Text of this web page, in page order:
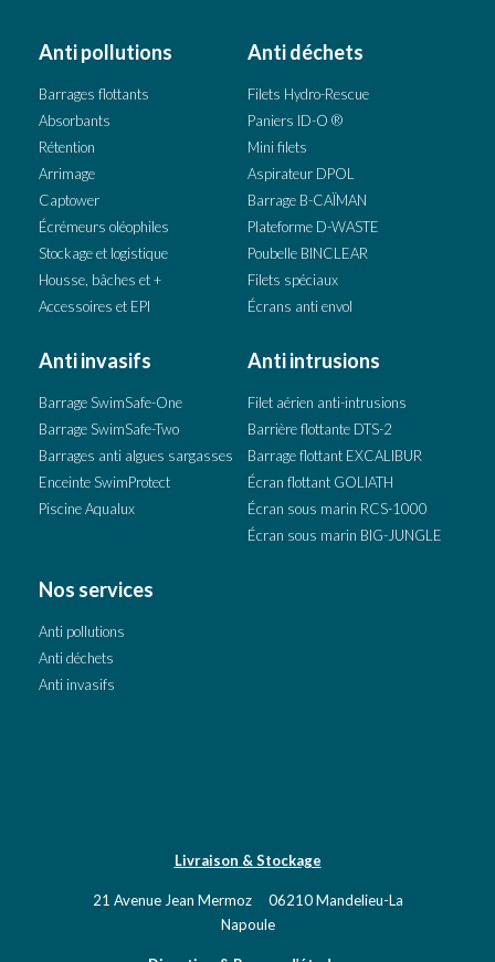
Anti pollutions
Barrages flottants
Absorbants
Rétention
Arrimage
Captower
Écrémeurs oléophiles
Stockage et logistique
Housse, bâches et +
Accessoires et EPI
Anti déchets
Filets Hydro-Rescue
Paniers ID-O ®
Mini filets
Aspirateur DPOL
Barrage B-CAÏMAN
Plateforme D-WASTE
Poubelle BINCLEAR
Filets spéciaux
Écrans anti envol
Anti invasifs
Barrage SwimSafe-One
Barrage SwimSafe-Two
Barrages anti algues sargasses
Enceinte SwimProtect
Piscine Aqualux
Anti intrusions
Filet aérien anti-intrusions
Barrière flottante DTS-2
Barrage flottant EXCALIBUR
Écran flottant GOLIATH
Écran sous marin RCS-1000
Écran sous marin BIG-JUNGLE
Nos services
Anti pollutions
Anti déchets
Anti invasifs
Livraison & Stockage
21 Avenue Jean Mermoz 06210 Mandelieu-La
Napoule